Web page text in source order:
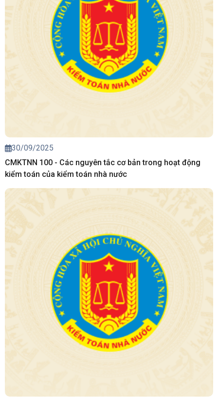
30/09/2025
CMKTNN 100 - Các nguyên tắc cơ bản trong hoạt động
kiểm toán của kiểm toán nhà nước